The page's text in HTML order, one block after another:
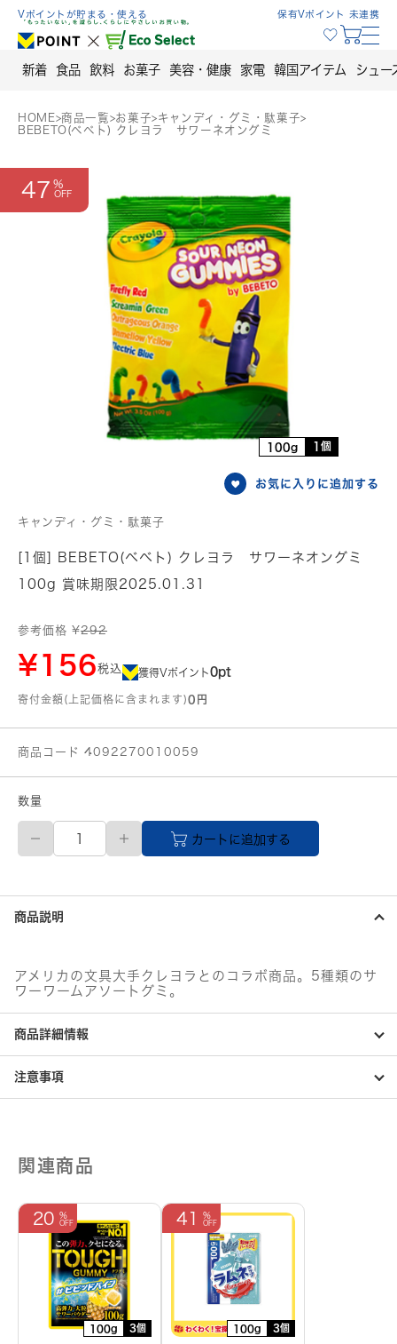
Skip
content
Vポイントが貯まる・使える 保有Vポイント 未連携
新着 食品 飲料 お菓子 美容・健康 家電 韓国アイテム シュー
HOME>商品一覧>お菓子>キャンディ・グミ・駄菓子>
BEBETO(ベベト) クレヨラ サワーネオングミ
47
100g 1個
お気に入りに追加する
キャンディ・グミ・駄菓子
[1個] BEBETO(ベベト) クレヨラ サワーネオングミ
100g 賞味期限2025.01.31
参考価格 ¥292
¥156税込 獲得Vポイント0pt
寄付金額(上記価格に含まれます)0円
商品コード 4092270010059
数量
BEBETO(ベ
ト)
レ
ヨ
ラ
ー
ネ
グ
ミ
個
カートに追加する
商品説明
アメリカの文具大手クレヨラとのコラボ商品。5種類のサ
ワーワームアソートグミ。
商品詳細情報
注意事項
関連商品
100g 3個
20
100g 3個
41